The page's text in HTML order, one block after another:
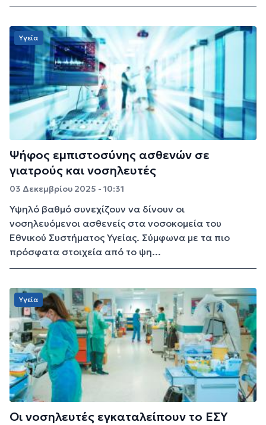
Υγεία
Ψήφος εμπιστοσύνης ασθενών σε
γιατρούς και νοσηλευτές
03 Δεκεμβρίου 2025 - 10:31
Υψηλό βαθμό συνεχίζουν να δίνουν οι
νοσηλευόμενοι ασθενείς στα νοσοκομεία του
Εθνικού Συστήματος Υγείας. Σύμφωνα με τα πιο
πρόσφατα στοιχεία από το ψη...
Υγεία
Οι νοσηλευτές εγκαταλείπουν το ΕΣΥ